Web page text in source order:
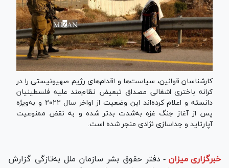
کارشناسان قوانین، سیاست‌ها و اقدام‌های رژیم صهیونیستی را در
کرانه باختری اشغالی مصداق تبعیض نظام‌مند علیه فلسطینیان
دانسته و اعلام کرده‌اند این وضعیت از اواخر سال ۲۰۲۲ و به‌ویژه
پس از آغاز جنگ غزه به‌شدت بدتر شده و به نقض ممنوعیت
آپارتاید و جداسازی نژادی منجر شده است.
خبرگزاری میزان - دفتر حقوق بشر سازمان ملل به‌تازگی گزارش